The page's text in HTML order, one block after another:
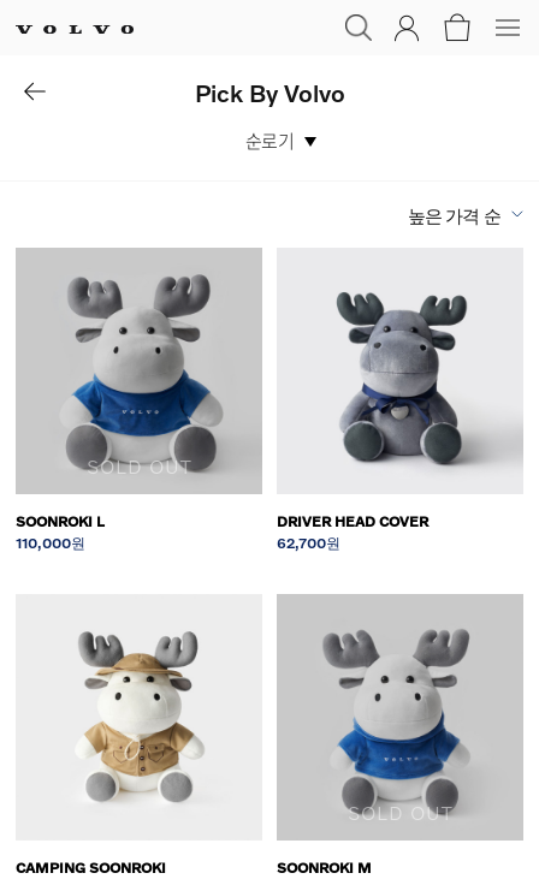
Pick By Volvo
순로기
높은 가격 순
SOLD OUT
SOONROKI L
110,000원
DRIVER HEAD COVER
62,700원
CAMPING SOONROKI
SOLD OUT
SOONROKI M